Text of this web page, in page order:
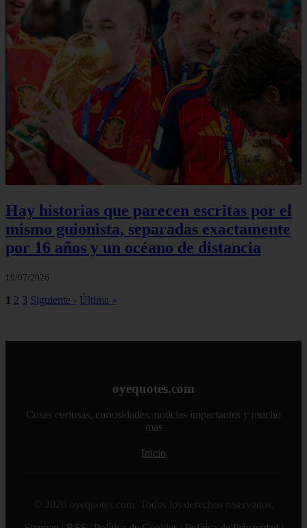
Hay historias que parecen escritas por el
mismo guionista, separadas exactamente
por 16 años y un océano de distancia
19/07/2026
1 2 3 Siguiente › Última »
oyequotes.com
Cosas curiosas, curiosidades, noticias impactantes y mucho
mas
Inicio
© 2026 oyequotes.com. Todos los derechos reservados.